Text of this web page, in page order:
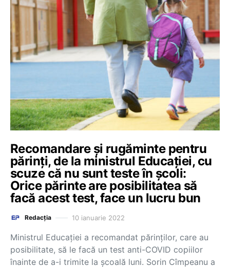
Recomandare și rugăminte pentru
părinți, de la ministrul Educației, cu
scuze că nu sunt teste în școli:
Orice părinte are posibilitatea să
facă acest test, face un lucru bun
Redacția 10 ianuarie 2022
Ministrul Educației a recomandat părinților, care au
posibilitate, să le facă un test anti-COVID copiilor
înainte de a-i trimite la școală luni. Sorin Cîmpeanu a